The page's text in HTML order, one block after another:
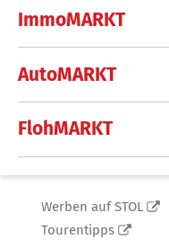
ImmoMARKT
AutoMARKT
FlohMARKT
Werben auf STOL
Tourentipps